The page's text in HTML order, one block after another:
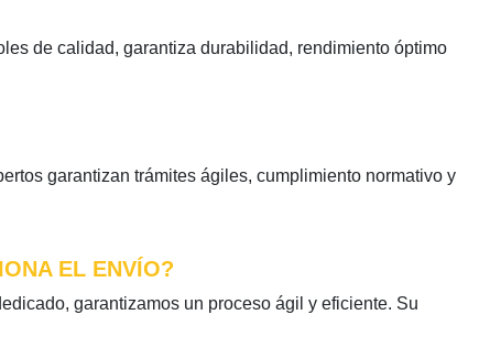
de calidad, garantiza durabilidad, rendimiento óptimo
garantizan trámites ágiles, cumplimiento normativo y
EL ENVÍO?
garantizamos un proceso ágil y eficiente. Su